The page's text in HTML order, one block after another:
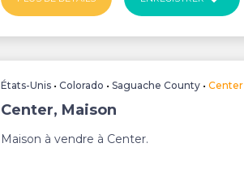
États-Unis •Colorado •Saguache County •Center
Center, Maison
Maison à vendre à Center.